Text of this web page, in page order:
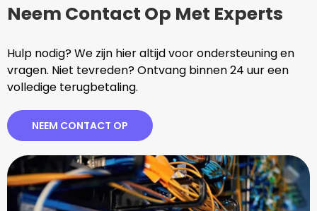
Neem Contact Op Met Experts
Hulp nodig? We zijn hier altijd voor ondersteuning en
vragen. Niet tevreden? Ontvang binnen 24 uur een
volledige terugbetaling.
NEEM CONTACT OP